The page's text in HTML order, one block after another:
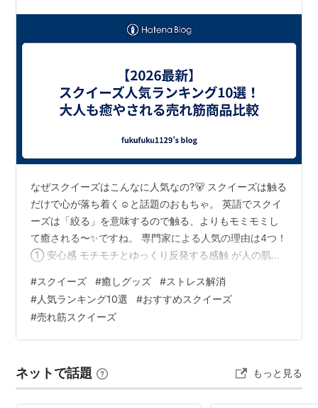
なぜスクイーズはこんなに人気なの?🐻 スクイーズは触る
だけで心が落ち着く☺️と話題のおもちゃ。 英語でスクイ
ーズは「絞る」を意味するので触る、よりもモミモミし
て癒される〜✨ですね。 専門家による人気の理由は4つ！
① 安心感 モチモチとゆっくり反発する感触 が人の肌に
る動きそのものが 心を落ち着かせる ③ 刺激 デジタル世
代だからこそ、手で直 接触れるアナログ体験が新鮮 ④
ストレス解消 不安な気持ちが和らぐ 【2026最新】スク
イーズ 人気ランキングTOP10🏆 1位:スイーツモチーフ
#スクイーズ #癒しグッズ #ストレス解消
#人気ランキング10選 #おすすめスクイーズ
#売れ筋スクイーズ
ネットで話題 もっと見る